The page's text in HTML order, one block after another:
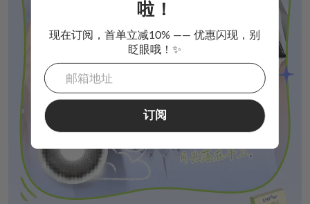
啦！
现在订阅，首单立减10% —— 优惠闪现，别
眨眼哦！✨
订阅